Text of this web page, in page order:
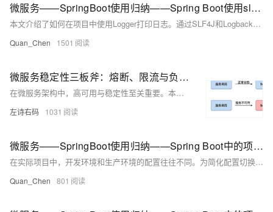
微服务——SpringBoot使用归纳——Spring Boot使用slf4j进行日志记录——使用Logger在项目中打印日志
本文介绍了如何在项目中使用Logger打印日志。通过SLF4J和Logback，可设置不同日志级别（如DEBUG、INFO、WARN、ERROR）并支持占位符输出动态信息。示例代码展示了日志在控制器中的应用，说明了日志配置对问题排查的重要性。附课程源码下载链接供实践参考。
Quan_Chen 1501
微服务稳定性三板斧：熔断、限流与负载均衡全面解析（附 Hystrix-Go 实战代码）
在微服务架构中，高可用与稳定性至关重要。本文详解熔断、限流与负载均衡三大关键技术，结合API网关与Hystrix-Go实战，帮助构建健壮、弹性的微服务系统。
左诗右码 1031
微服务——SpringBoot使用归纳——Spring Boot中的项目属性配置——指定项目配置文件
在实际项目中，开发环境和生产环境的配置往往不同。为简化配置切换，可通过创建 `application-dev.yml` 和 `application-pro.yml` 分别管理开发与生产环境配置，如设置不同端口（8001/8002）。在 `application.yml` 中使用 `spring.profiles.active` 指定加载的配置文件，实现环境快速切换。本节还介绍了通过配置类读取参数的方法，适用于微服务场景，提升代码可维护性。课程源码可从 [Gitee](https://gitee.com/eson15/springboot_study) 下载。
Quan_Chen 801